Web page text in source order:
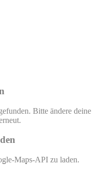
Bitte ändere deine
Maps-API zu laden.